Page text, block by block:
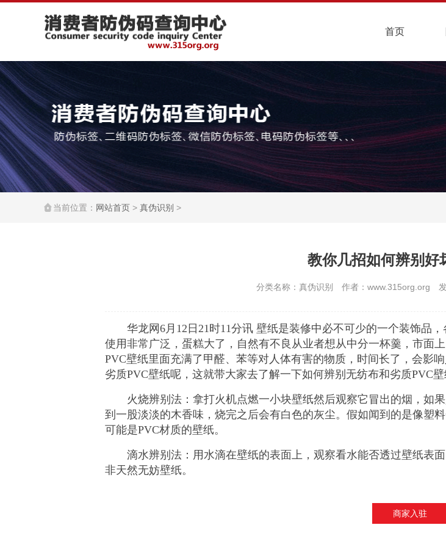
首页
当前位置： 网站首页 > 真伪识别 >
教你几招如何辨别好
分类名称：真伪识别 作者：www.315org.org
华龙网6月12日21时11分讯 壁纸是装修中必不可少的一个装饰品
使用非常广泛，蛋糕大了，自然有不良从业者想从中分一杯羹，市面
PVC壁纸里面充满了甲醛、苯等对人体有害的物质，时间长了，会影
劣质PVC壁纸呢，这就带大家去了解一下如何辨别无纺布和劣质PVC壁
火烧辨别法：拿打火机点燃一小块壁纸然后观察它冒出的烟，如
到一股淡淡的木香味，烧完之后会有白色的灰尘。假如闻到的是像塑
可能是PVC材质的壁纸。
滴水辨别法：用水滴在壁纸的表面上，观察看水能否透过壁纸表
非天然无妨壁纸。
商家入驻